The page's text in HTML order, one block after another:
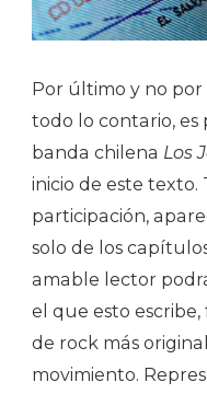
Por último y no
todo lo contario,
banda chilena Los
inicio de este
participación,
solo de los
amable lector
el que esto
de rock más
movimiento.